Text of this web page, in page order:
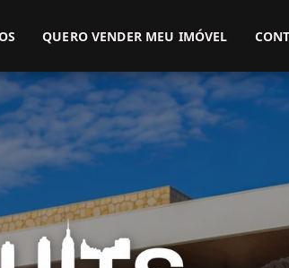
9899 (51) 99914-3000
QUERO VENDER MEU IMÓVEL